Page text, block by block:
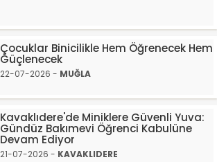
Çocuklar Binicilikle Hem Öğrenecek Hem
Güçlenecek
22-07-2026 - MUĞLA
Kavaklıdere'de Miniklere Güvenli Yuva:
Gündüz Bakımevi Öğrenci Kabulüne
Devam Ediyor
21-07-2026 - KAVAKLIDERE